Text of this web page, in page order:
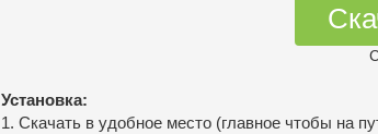
Установка:
1. Скачать в удобное место (главное чтобы на